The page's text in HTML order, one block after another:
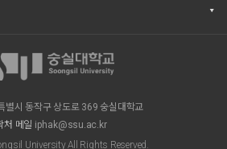
별시 동작구 상도로 369 숭실대학교
처 메일 iphak@ssu.ac.kr
University All Rights Reserved.